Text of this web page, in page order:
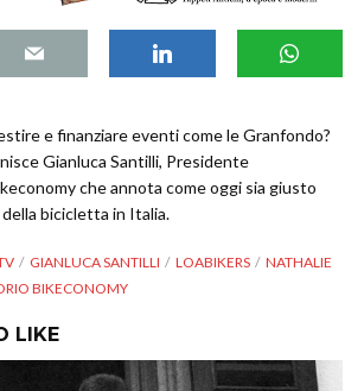
e finanziare eventi come le Granfondo?
Gianluca Santilli, Presidente
che annota come oggi sia giusto
bicicletta in Italia.
GIANLUCA SANTILLI LOABIKERS
NATHALIE
BIKECONOMY
LIKE